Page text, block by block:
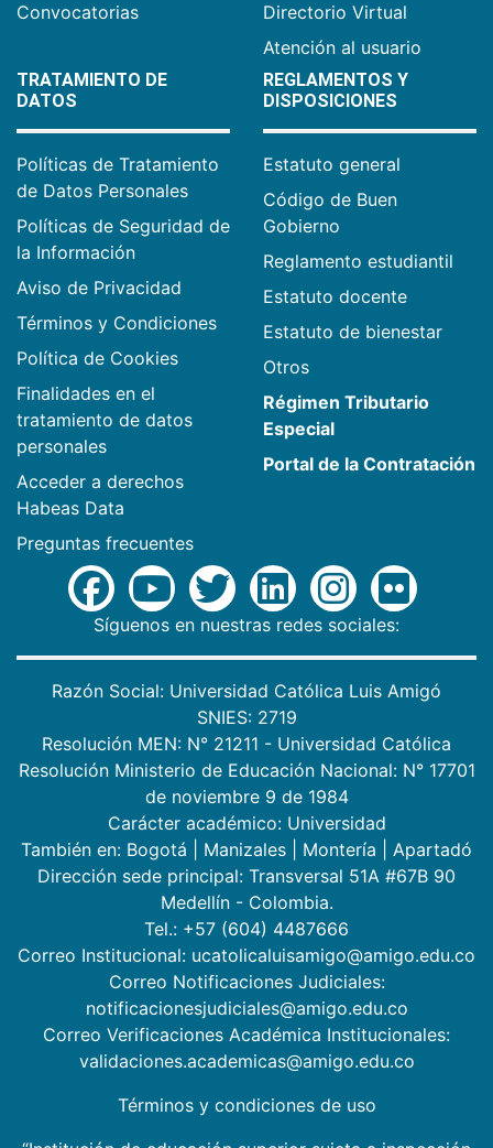
Convocatorias
Directorio Virtual
Atención al usuario
TRATAMIENTO DE
DATOS
Políticas de Tratamiento
de Datos Personales
Políticas de Seguridad de
la Información
Aviso de Privacidad
Términos y Condiciones
Política de Cookies
Finalidades en el
tratamiento de datos
personales
Acceder a derechos
Habeas Data
Preguntas frecuentes
REGLAMENTOS Y
DISPOSICIONES
Estatuto general
Código de Buen
Gobierno
Reglamento estudiantil
Estatuto docente
Estatuto de bienestar
Otros
Régimen Tributario
Especial
Portal de la Contratación
Síguenos en nuestras redes sociales:
Razón Social: Universidad Católica Luis Amigó
SNIES: 2719
Resolución MEN: N° 21211 - Universidad Católica
Resolución Ministerio de Educación Nacional: N° 17701
de noviembre 9 de 1984
Carácter académico: Universidad
También en: Bogotá Manizales Montería
Apartadó
Dirección sede principal: Transversal 51A #67B 90
Medellín - Colombia.
Tel.: +57 (604) 4487666
Correo Institucional: ucatolicaluisamigo@amigo.edu.co
Correo Notificaciones Judiciales:
notificacionesjudiciales@amigo.edu.co
Correo Verificaciones Académica Institucionales:
validaciones.academicas@amigo.edu.co
Términos y condiciones de uso